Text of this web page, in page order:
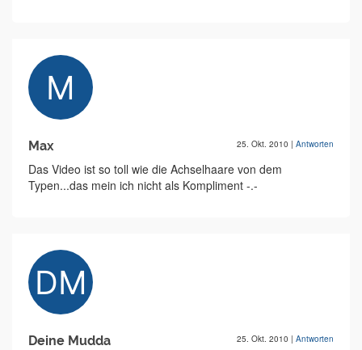
Max 25. Okt. 2010 | Antworten
Das Video ist so toll wie die Achselhaare von dem
Typen...das mein ich nicht als Kompliment -.-
Deine Mudda 25. Okt. 2010 | Antworten